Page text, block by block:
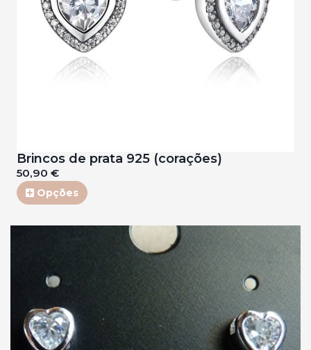
Brincos de prata 925 (corações)
50,90 €
Opções